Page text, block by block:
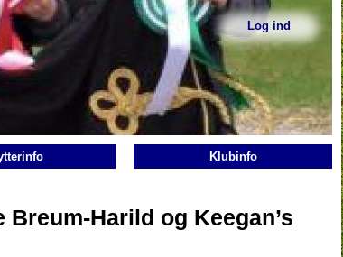
Sekundær
menu
Log ind
Klubinfo
Harild og Keegan’s